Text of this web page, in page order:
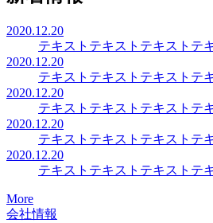
2020.12.20
テキストテキストテキストテ
2020.12.20
テキストテキストテキストテ
2020.12.20
テキストテキストテキストテ
2020.12.20
テキストテキストテキストテ
2020.12.20
テキストテキストテキストテ
More
会社情報